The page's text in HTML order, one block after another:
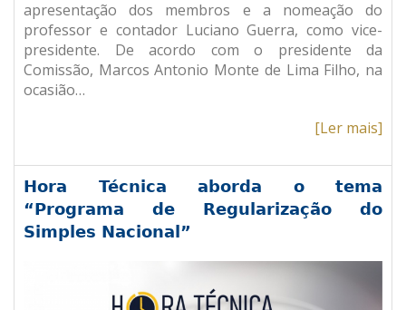
apresentação dos membros e a nomeação do
professor e contador Luciano Guerra, como vice-
presidente. De acordo com o presidente da
Comissão, Marcos Antonio Monte de Lima Filho, na
ocasião…
[Ler mais]
Hora Técnica aborda o tema
“Programa de Regularização do
Simples Nacional”